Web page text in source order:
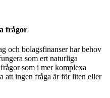
frågor
och bolagsfinanser har behov
som ert naturliga
som i mer komplexa
att ingen fråga är för liten eller